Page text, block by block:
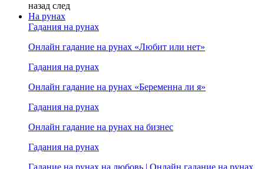
назад след
На рунах
Гадания на рунах
Онлайн гадание на рунах «Любит или нет»
Гадания на рунах
Онлайн гадание на рунах «Беременна ли я»
Гадания на рунах
Онлайн гадание на рунах на бизнес
Гадания на рунах